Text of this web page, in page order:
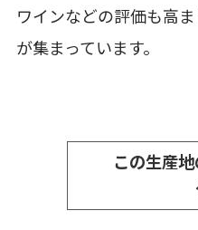
ワインなどの評価も高
が集まっています。
この生産